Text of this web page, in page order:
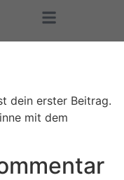
dein erster Beitrag.
mit dem